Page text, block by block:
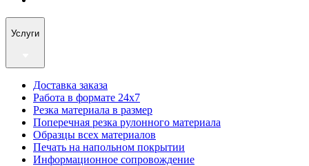
Услуги
Доставка заказа
Работа в формате 24х7
Резка материала в размер
Поперечная резка рулонного материала
Образцы всех материалов
Печать на напольном покрытии
Информационное сопровождение